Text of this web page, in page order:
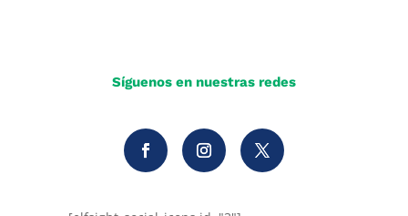
Síguenos en nuestras redes